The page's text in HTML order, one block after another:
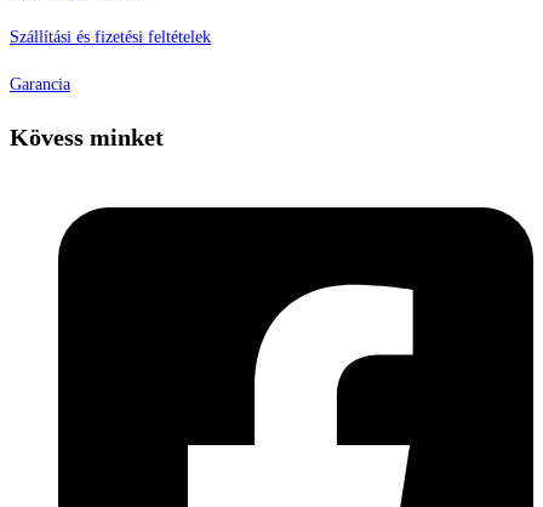
Szállítási és fizetési feltételek
Garancia
Kövess minket